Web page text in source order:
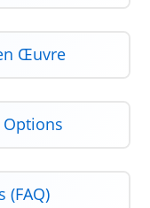
Œuvre
(FAQ)